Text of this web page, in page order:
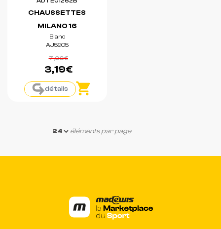
CHAUSSETTES
MILANO 16
Blanc
AJ5905
7,96€
3,19€
détails
éléments par page